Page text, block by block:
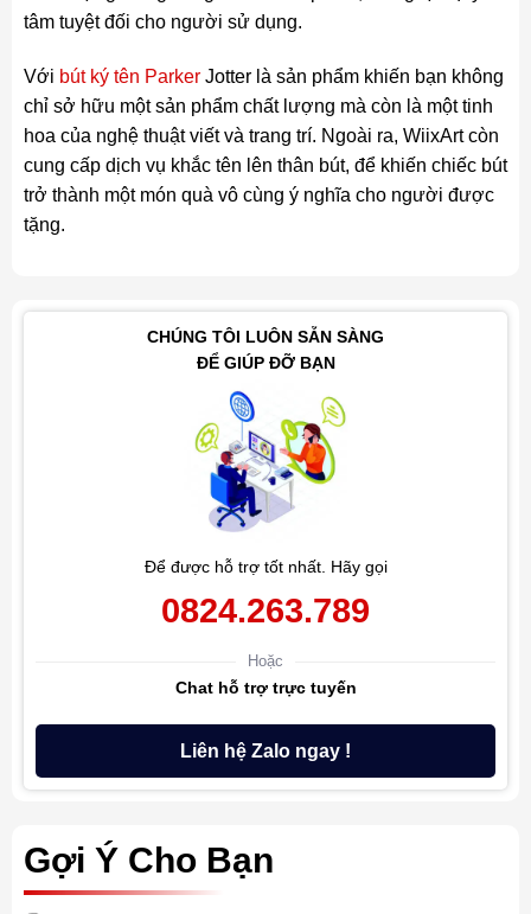
tâm tuyệt đối cho người sử dụng.
Với bút ký tên ParkerJotter là sản phẩm khiến bạn không
chỉ sở hữu một sản phẩm chất lượng mà còn là một tinh
hoa của nghệ thuật viết và trang trí. Ngoài ra, WiixArt còn
cung cấp dịch vụ khắc tên lên thân bút, để khiến chiếc bút
trở thành một món quà vô cùng ý nghĩa cho người được
tặng.
CHÚNG TÔI LUÔN SẴN SÀNG
ĐỂ GIÚP ĐỠ BẠN
Để được hỗ trợ tốt nhất. Hãy gọi
0824.263.789
Hoặc
Chat hỗ trợ trực tuyến
Liên hệ Zalo ngay !
Gợi Ý Cho Bạn